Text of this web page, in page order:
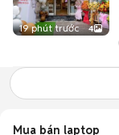
19 phút trước 4
Mua bán laptop